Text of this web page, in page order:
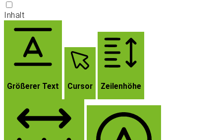
Inhalt
Größerer Text Cursor Zeilenhöhe